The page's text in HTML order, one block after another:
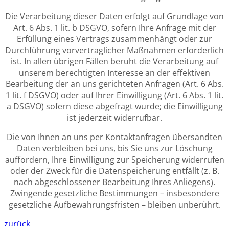
Die Verarbeitung dieser Daten erfolgt auf Grundlage von
Art. 6 Abs. 1 lit. b DSGVO, sofern Ihre Anfrage mit der
Erfüllung eines Vertrags zusammenhängt oder zur
Durchführung vorvertraglicher Maßnahmen erforderlich
ist. In allen übrigen Fällen beruht die Verarbeitung auf
unserem berechtigten Interesse an der effektiven
Bearbeitung der an uns gerichteten Anfragen (Art. 6 Abs.
1 lit. f DSGVO) oder auf Ihrer Einwilligung (Art. 6 Abs. 1 lit.
a DSGVO) sofern diese abgefragt wurde; die Einwilligung
ist jederzeit widerrufbar.
Die von Ihnen an uns per Kontaktanfragen übersandten
Daten verbleiben bei uns, bis Sie uns zur Löschung
auffordern, Ihre Einwilligung zur Speicherung widerrufen
oder der Zweck für die Datenspeicherung entfällt (z. B.
nach abgeschlossener Bearbeitung Ihres Anliegens).
Zwingende gesetzliche Bestimmungen – insbesondere
gesetzliche Aufbewahrungsfristen – bleiben unberührt.